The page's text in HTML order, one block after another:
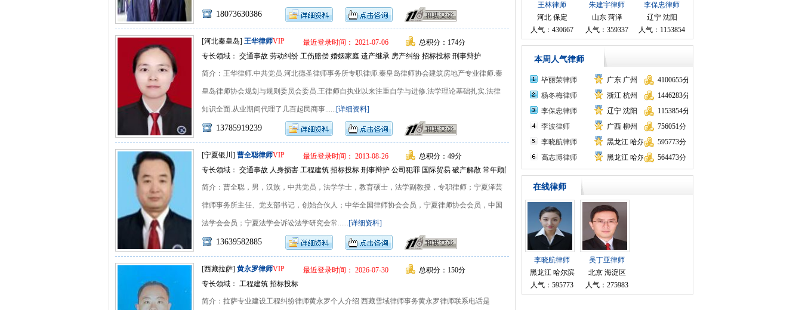
18073630386
[河北秦皇岛] 王华律师VIP 最近登录时间： 2021-07-06
总积分：174分
专长领域： 交通事故 劳动纠纷 工伤赔偿 婚姻家庭 遗产继承 房产纠纷 招标投标 刑事辩护
简介：王华律师.中共党员.河北德圣律师事务所专职律师.秦皇岛律师协会建筑房地产专业律师.秦
皇岛律师协会规划与规则委员会委员.王律师自执业以来注重自学与进修.法学理论基础扎实.法律
知识全面.从业期间代理了几百起民商事......[详细资料]
13785919239
[宁夏银川] 曹全聪律师VIP 最近登录时间： 2013-08-26
总积分：49分
专长领域： 交通事故 人身损害 工程建筑 招标投标 刑事辩护 公司犯罪 国际贸易 破产解散 常年顾问 私人律师
简介：曹全聪，男，汉族，中共党员，法学学士，教育硕士，法学副教授，专职律师；宁夏泽芸
律师事务所主任、党支部书记，创始合伙人；中华全国律师协会会员，宁夏律师协会会员，中国
法学会会员；宁夏法学会诉讼法学研究会常......[详细资料]
13639582885
[西藏拉萨] 黄永罗律师VIP 最近登录时间： 2026-07-30
总积分：150分
专长领域： 工程建筑 招标投标
简介：拉萨专业建设工程纠纷律师黄永罗个人介绍 西藏雪域律师事务黄永罗律师联系电话是
王林律师
河北 保定
人气：430667
朱建宇律师
山东 菏泽
人气：359337
李保忠律师
辽宁 沈阳
人气：1153854
本周人气律师
毕丽荣律师 广东 广州
4100655分
杨冬梅律师
浙江 杭州
1446283分
李保忠律师
辽宁 沈阳
1153854分
李波律师
广西 柳州
756051分
李晓航律师
黑龙江 哈尔滨
595773分
高志博律师
黑龙江 哈尔滨 564473分
在线律师
李晓航律师
黑龙江 哈尔滨
人气：595773
吴丁亚律师
北京 海淀区
人气：275983